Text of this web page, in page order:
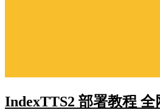
IndexTTS2 部署教程 全